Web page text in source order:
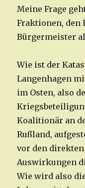
Meine Frage
Fraktionen, den
Bürgermeister
Wie ist der
Langenhagen
im Osten, also
Koalitionär an
Rußland,
vor den
Auswirkungen
Wie wird also